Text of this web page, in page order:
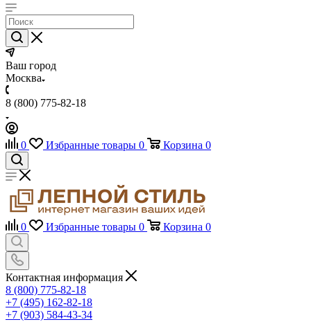
Ваш город
Москва
8 (800) 775-82-18
0 Избранные товары 0 Корзина 0
0 Избранные товары 0 Корзина 0
Контактная информация
8 (800) 775-82-18
+7 (495) 162-82-18
+7 (903) 584-43-34